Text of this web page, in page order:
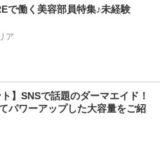
で働く美容部員特集♪未経験
ア
】SNSで話題のダーマエイド！
パワーアップした大容量をご紹